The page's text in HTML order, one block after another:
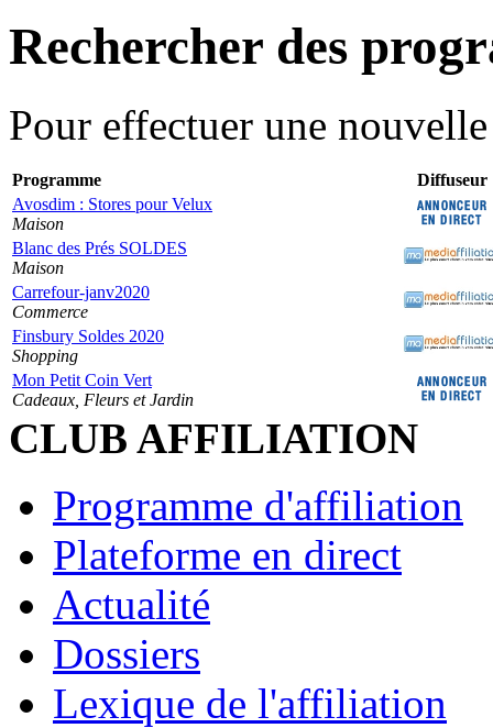
Rechercher des
Pour effectuer une
Programme
Diffuseur
Avosdim : Stores pour Velux
Maison
Blanc des Prés SOLDES
Maison
Carrefour-janv2020
Commerce
Finsbury Soldes 2020
Shopping
Mon Petit Coin Vert
Cadeaux, Fleurs et Jardin
CLUB AFFILIATION
Programme d'affiliation
Plateforme en direct
Actualité
Dossiers
Lexique de l'affiliation